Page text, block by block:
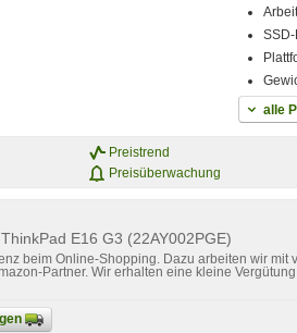
alle
Preistrend
Preisüberwachung
E16 G3 (22AY002PGE)
beim Online-Shopping. Dazu arbeiten wir
Partner. Wir erhalten eine kleine